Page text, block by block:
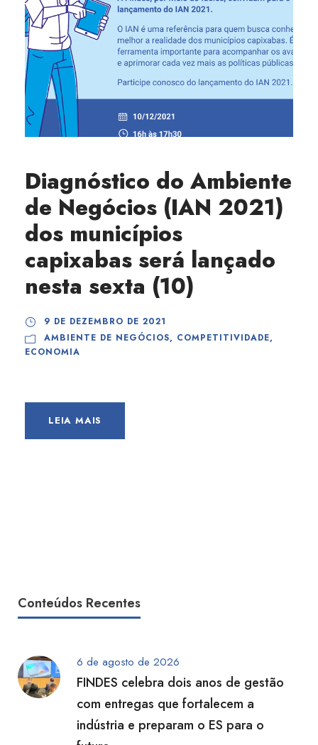
Diagnóstico do Ambiente
de Negócios (IAN 2021)
dos municípios
capixabas será lançado
nesta sexta (10)
9 DE DEZEMBRO DE 2021
AMBIENTE DE NEGÓCIOS, COMPETITIVIDADE,
ECONOMIA
LEIA MAIS
Conteúdos Recentes
6 de agosto de 2026
FINDES celebra dois anos de gestão
com entregas que fortalecem a
indústria e preparam o ES para o